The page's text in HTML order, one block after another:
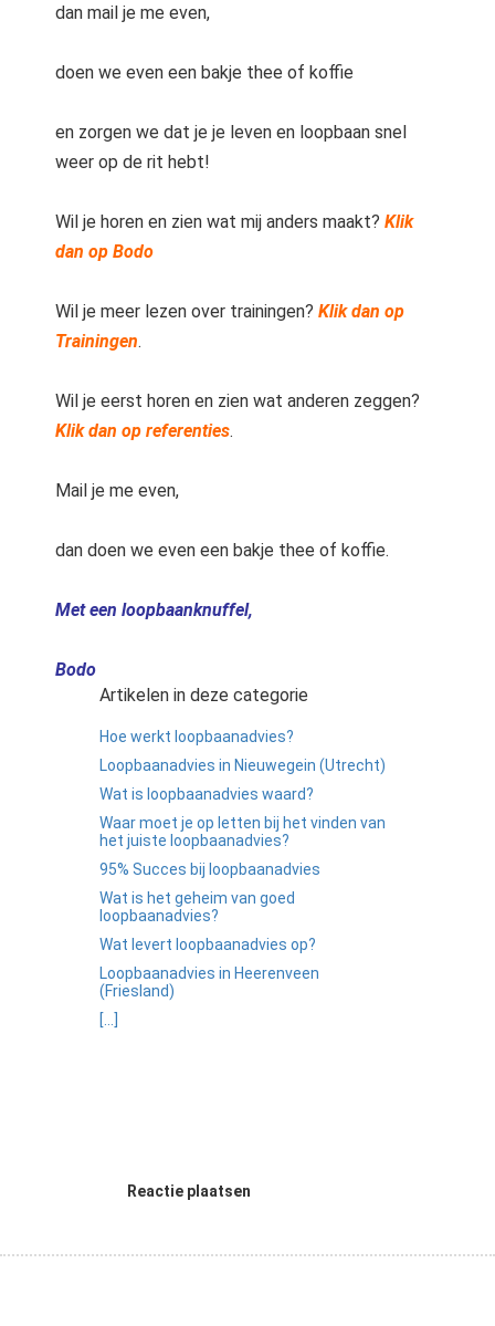
dan mail je me even,
doen we even een bakje thee of koffie
en zorgen we dat je je leven en loopbaan snel
weer op de rit hebt!
Wil je horen en zien wat mij anders maakt? Klik
dan op Bodo
Wil je meer lezen over trainingen? Klik dan op
Trainingen.
Wil je eerst horen en zien wat anderen zeggen?
Klik dan op referenties.
Mail je me even,
dan doen we even een bakje thee of koffie.
Met een loopbaanknuffel,
Bodo
Artikelen in deze categorie
Hoe werkt loopbaanadvies?
Loopbaanadvies in Nieuwegein (Utrecht)
Wat is loopbaanadvies waard?
Waar moet je op letten bij het vinden van
het juiste loopbaanadvies?
95% Succes bij loopbaanadvies
Wat is het geheim van goed
loopbaanadvies?
Wat levert loopbaanadvies op?
Loopbaanadvies in Heerenveen
(Friesland)
[...]
Reactie plaatsen